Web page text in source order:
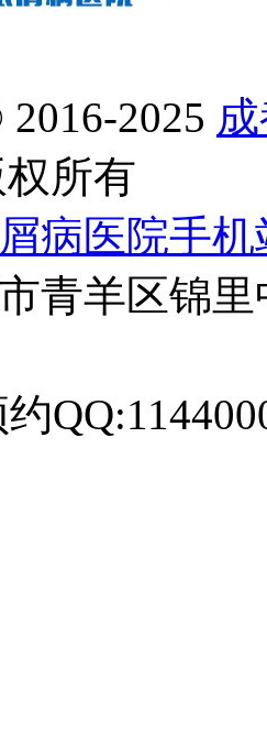
2025
权所有
病医院手机
青羊区锦